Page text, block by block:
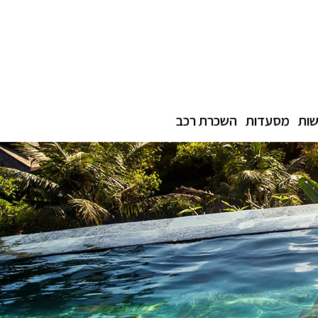
מסעדות השכרת רכב